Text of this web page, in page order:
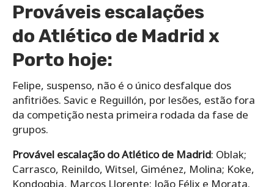
Prováveis escalações
do Atlético de Madrid x
Porto hoje:
Felipe, suspenso, não é o único desfalque dos
anfitriões. Savic e Reguillón, por lesões, estão fora
da competição nesta primeira rodada da fase de
grupos.
Provável escalação do Atlético de Madrid: Oblak;
Carrasco, Reinildo, Witsel, Giménez, Molina; Koke,
Kondogbia, Marcos Llorente; João Félix e Morata.